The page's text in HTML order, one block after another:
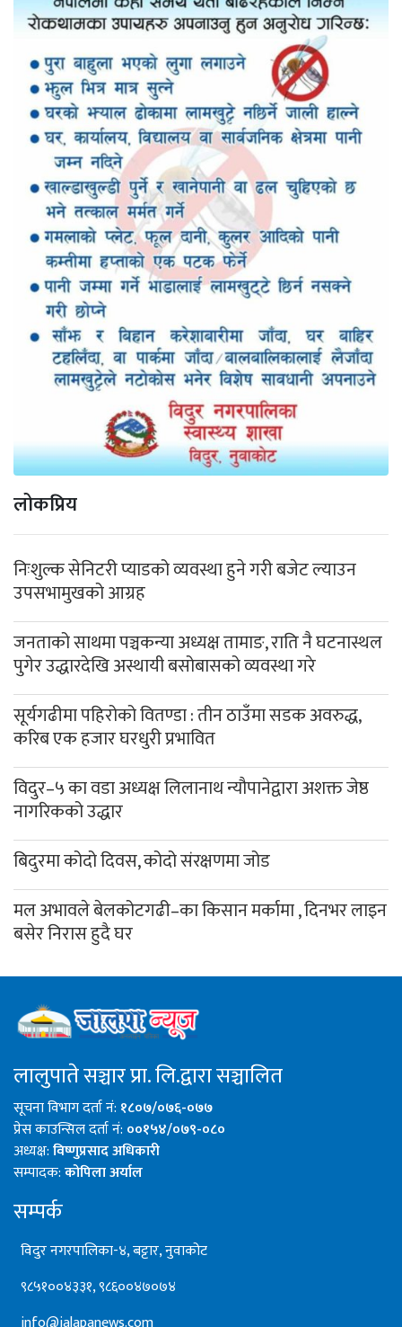
लोकप्रिय
निःशुल्क सेनिटरी प्याडको व्यवस्था हुने गरी बजेट ल्याउन
उपसभामुखको आग्रह
जनताको साथमा पञ्चकन्या अध्यक्ष तामाङ, राति नै घटनास्थल
पुगेर उद्धारदेखि अस्थायी बसोबासको व्यवस्था गरे
सूर्यगढीमा पहिरोको वितण्डा : तीन ठाउँमा सडक अवरुद्ध,
करिब एक हजार घरधुरी प्रभावित
विदुर–५ का वडा अध्यक्ष लिलानाथ न्यौपानेद्वारा अशक्त जेष्ठ
नागरिकको उद्धार
बिदुरमा कोदो दिवस, कोदो संरक्षणमा जोड
मल अभावले बेलकोटगढी–का किसान मर्कामा , दिनभर लाइन
बसेर निरास हुदै घर
लालुपाते सञ्चार प्रा. लि.द्वारा सञ्चालित
सूचना विभाग दर्ता नं: १८०७/०७६-०७७
प्रेस काउन्सिल दर्ता नं: ००१५४/०७९-०८०
अध्यक्ष:विष्णुप्रसाद अधिकारी
सम्पादक:कोपिला अर्याल
सम्पर्क
विदुर नगरपालिका-४, बट्टार, नुवाकोट
९८५१००४३३१, ९८६००४७०७४